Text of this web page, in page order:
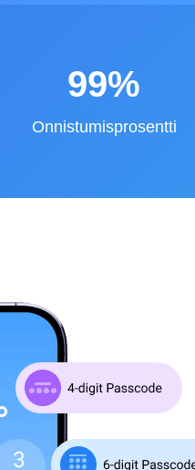
99%
Onnistumisprosentti